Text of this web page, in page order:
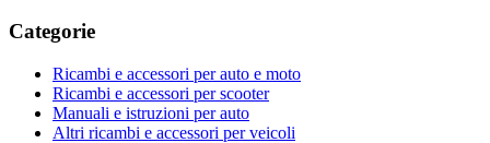
Categorie
Ricambi e accessori per auto e moto
Ricambi e accessori per scooter
Manuali e istruzioni per auto
Altri ricambi e accessori per veicoli